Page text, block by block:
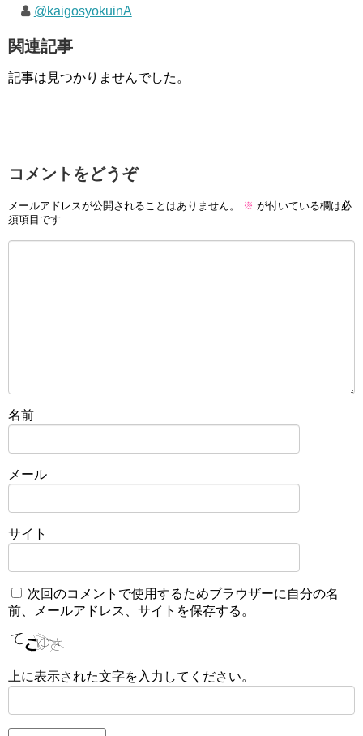
@kaigosyokuinA
関連記事
記事は見つかりませんでした。
コメントをどうぞ
メールアドレスが公開されることはありません。 ※ が付いている欄は必
須項目です
名前
メール
サイト
次回のコメントで使用するためブラウザーに自分の名
前、メールアドレス、サイトを保存する。
上に表示された文字を入力してください。